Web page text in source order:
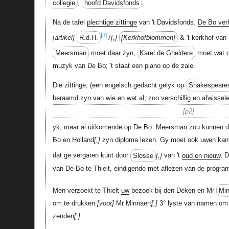
collegie , hoofd Davidsfonds
Na de tafel plechtige zittingevan 't Davidsfonds. De Bo
artikel R.d.H. [3]7 , Kerkhofblommen & 't kerkhof
Meersman moet daar zyn, Karel de Gheldere moet wat
muzyk van De Bo; 't staat een piano op de zale.
Die zittinge, (een engelsch gedacht gelyk op
beraamd zyn van wie en wat al; zoo verschilligen
p2
yk, maar al uitkomende op De Bo. Meersman zou kunnen
Bo en Holland , zyn diploma lezen. Gy moet ook uwen
dat ge vergaren kunt door Slosse , van 't oud en nieuw,
van De Bo te Thielt, eindigende met aflezen van de
Men verzoekt te Thielt uwbezoek bij den Deken en Mr
om te drukken voor Mr Minnaert , 3° lyste van namen
zenden .